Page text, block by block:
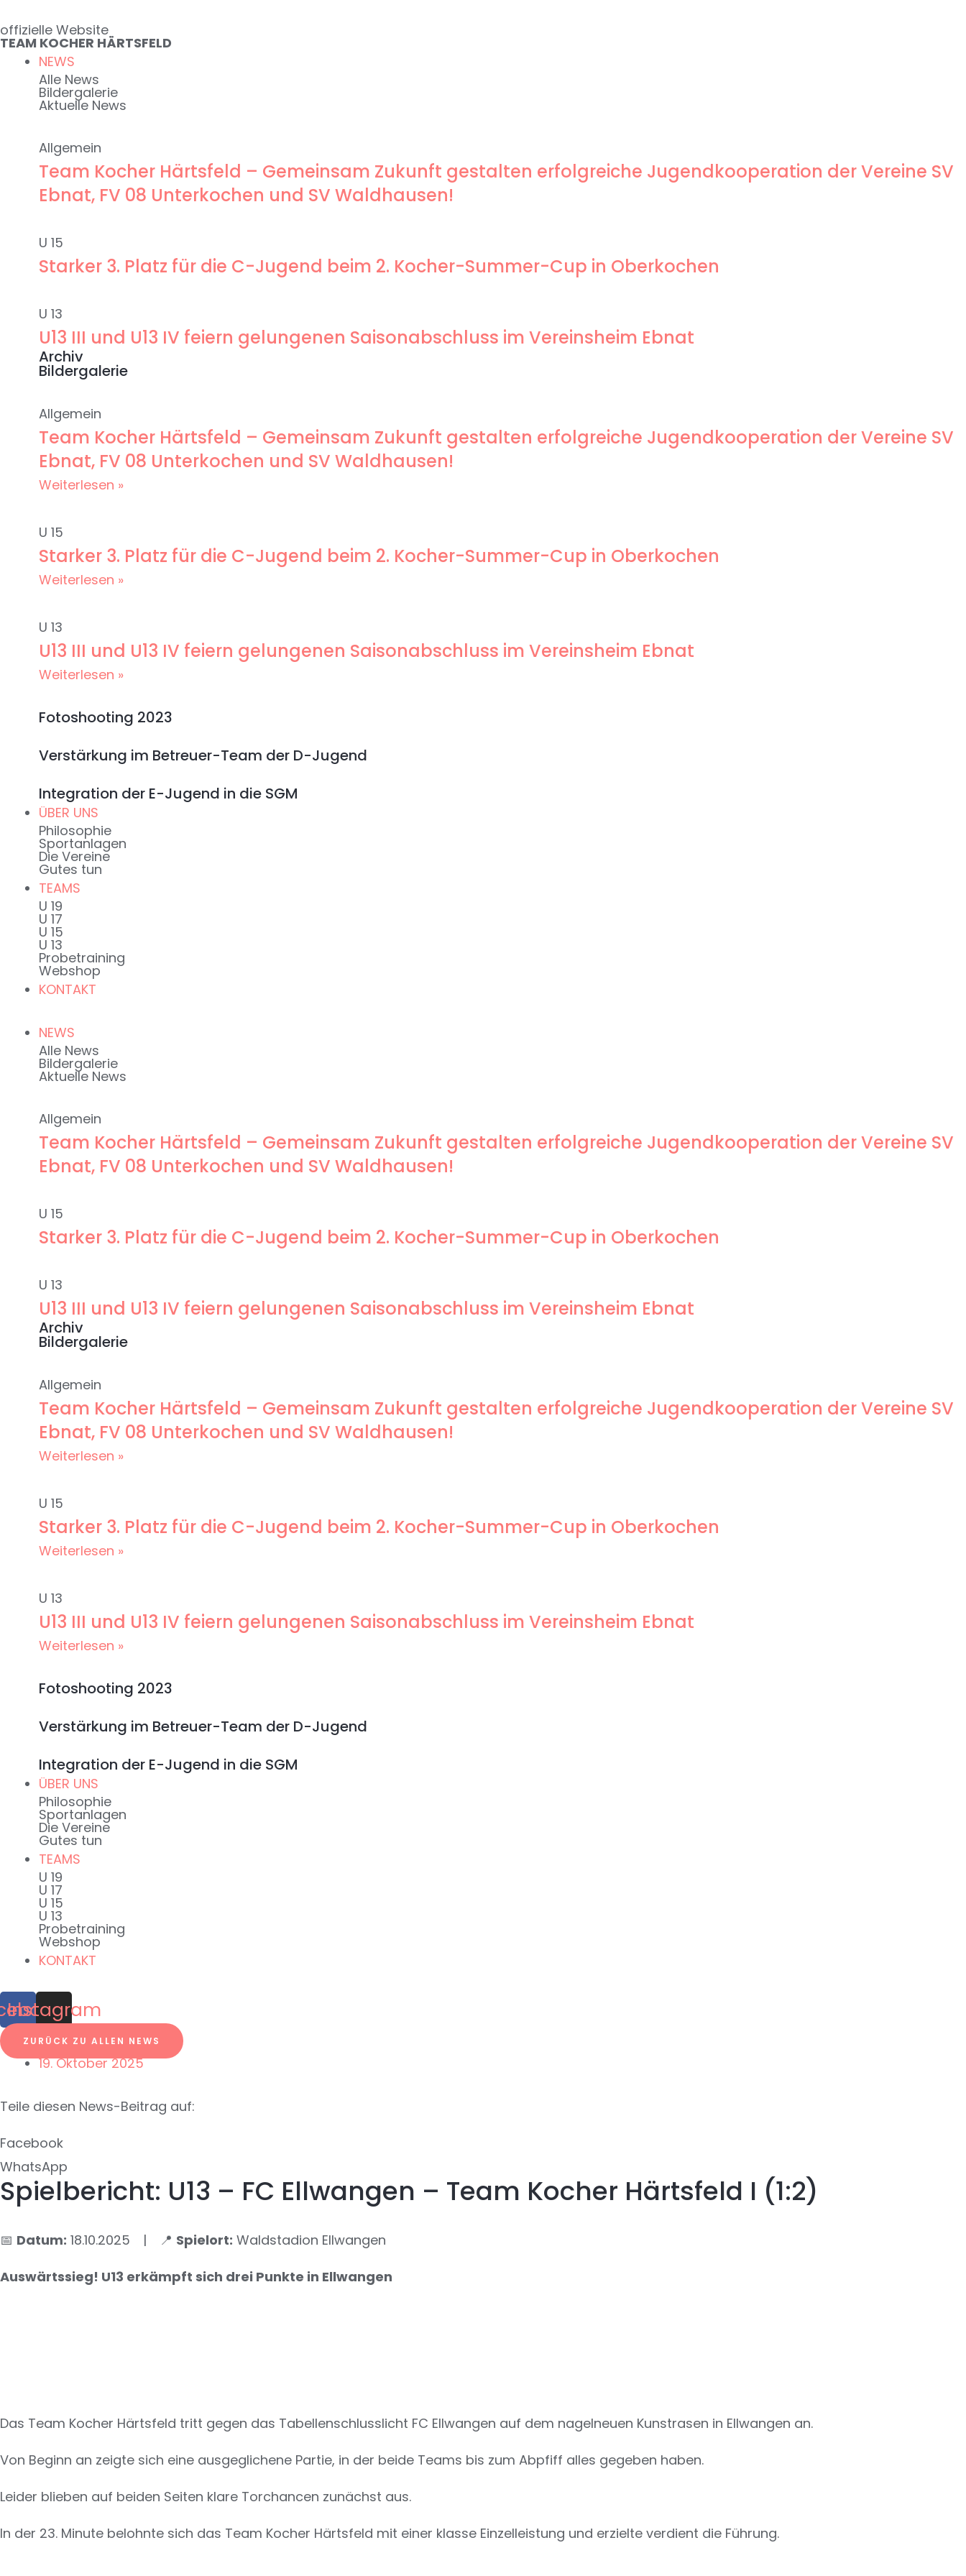
Inhalt
springen
offizielle Website
TEAM KOCHER HÄRTSFELD
NEWS
Alle News
Bildergalerie
Aktuelle News
Allgemein
Team Kocher Härtsfeld – Gemeinsam Zukunft gestalten erfolgreiche Jugendkooperation der Vereine SV
Ebnat, FV 08 Unterkochen und SV Waldhausen!
U 15
Starker 3. Platz für die C-Jugend beim 2. Kocher-Summer-Cup in Oberkochen
U 13
U13 III und U13 IV feiern gelungenen Saisonabschluss im Vereinsheim Ebnat
Archiv
Bildergalerie
Allgemein
Team Kocher Härtsfeld – Gemeinsam Zukunft gestalten erfolgreiche Jugendkooperation der Vereine SV
Ebnat, FV 08 Unterkochen und SV Waldhausen!
Weiterlesen »
U 15
Starker 3. Platz für die C-Jugend beim 2. Kocher-Summer-Cup in Oberkochen
Weiterlesen »
U 13
U13 III und U13 IV feiern gelungenen Saisonabschluss im Vereinsheim Ebnat
Weiterlesen »
Fotoshooting 2023
Verstärkung im Betreuer-Team der D-Jugend
Integration der E-Jugend in die SGM
ÜBER UNS
Philosophie
Sportanlagen
Die Vereine
Gutes tun
TEAMS
U 19
U 17
U 15
U 13
Probetraining
Webshop
KONTAKT
NEWS
Alle News
Bildergalerie
Aktuelle News
Allgemein
Team Kocher Härtsfeld – Gemeinsam Zukunft gestalten erfolgreiche Jugendkooperation der Vereine SV
Ebnat, FV 08 Unterkochen und SV Waldhausen!
U 15
Starker 3. Platz für die C-Jugend beim 2. Kocher-Summer-Cup in Oberkochen
U 13
U13 III und U13 IV feiern gelungenen Saisonabschluss im Vereinsheim Ebnat
Archiv
Bildergalerie
Allgemein
Team Kocher Härtsfeld – Gemeinsam Zukunft gestalten erfolgreiche Jugendkooperation der Vereine SV
Ebnat, FV 08 Unterkochen und SV Waldhausen!
Weiterlesen »
U 15
Starker 3. Platz für die C-Jugend beim 2. Kocher-Summer-Cup in Oberkochen
Weiterlesen »
U 13
U13 III und U13 IV feiern gelungenen Saisonabschluss im Vereinsheim Ebnat
Weiterlesen »
Fotoshooting 2023
Verstärkung im Betreuer-Team der D-Jugend
Integration der E-Jugend in die SGM
ÜBER UNS
Philosophie
Sportanlagen
Die Vereine
Gutes tun
TEAMS
U 19
U 17
U 15
U 13
Probetraining
Webshop
KONTAKT
Instagram
ZURÜCK ZU ALLEN NEWS
19. Oktober 2025
Teile diesen News-Beitrag auf:
Facebook
WhatsApp
Spielbericht: U13 – FC Ellwangen – Team Kocher Härtsfeld I (1:2)
📅 Datum: 18.10.2025 | 📍 Spielort: Waldstadion Ellwangen
Auswärtssieg! U13 erkämpft sich drei Punkte in Ellwangen
Das Team Kocher Härtsfeld tritt gegen das Tabellenschlusslicht FC Ellwangen auf dem nagelneuen Kunstrasen in Ellwangen an.
Von Beginn an zeigte sich eine ausgeglichene Partie, in der beide Teams bis zum Abpfiff alles gegeben haben.
Leider blieben auf beiden Seiten klare Torchancen zunächst aus.
In der 23. Minute belohnte sich das Team Kocher Härtsfeld mit einer klasse Einzelleistung und erzielte verdient die Führung.